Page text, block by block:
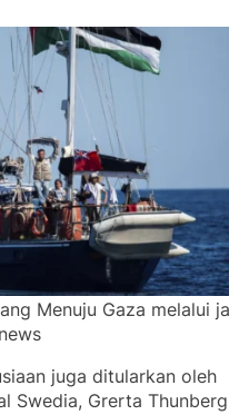
Menuju Gaza melalui
juga ditularkan oleh
Swedia, Grerta